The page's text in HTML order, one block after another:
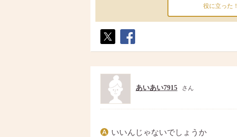
役に立った！
ト
ア
あいあい7915 さん
いいんじゃないでしょうか